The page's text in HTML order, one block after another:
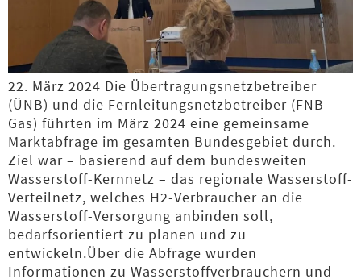
22. März 2024 Die Übertragungsnetzbetreiber
(ÜNB) und die Fernleitungsnetzbetreiber (FNB
Gas) führten im März 2024 eine gemeinsame
Marktabfrage im gesamten Bundesgebiet durch.
Ziel war – basierend auf dem bundesweiten
Wasserstoff-Kernnetz – das regionale Wasserstoff-
Verteilnetz, welches H2-Verbraucher an die
Wasserstoff-Versorgung anbinden soll,
bedarfsorientiert zu planen und zu
entwickeln.Über die Abfrage wurden
Informationen zu Wasserstoffverbrauchern und